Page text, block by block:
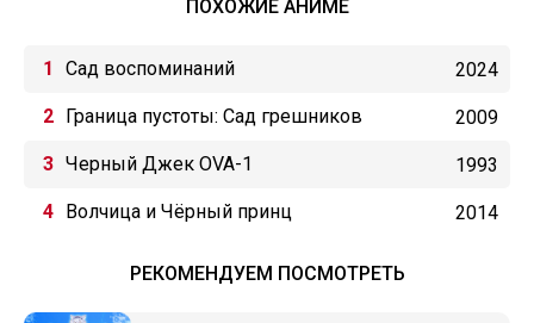
ПОХОЖИЕ АНИМЕ
Сад воспоминаний 2024
Граница пустоты: Сад грешников 2009
Черный Джек OVA-1 1993
Волчица и Чёрный принц 2014
РЕКОМЕНДУЕМ ПОСМОТРЕТЬ